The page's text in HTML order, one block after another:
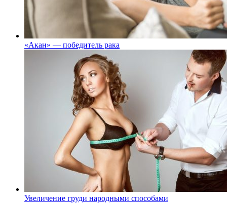
«Акан» — победитель рака
Увеличение груди народными способами